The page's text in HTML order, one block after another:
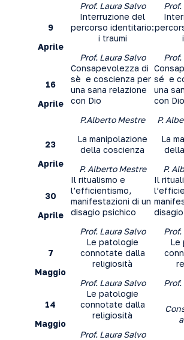
Prof. Laura Salvo
Prof.
9
Aprile
Interruzione del
percorso identitario:
i traumi
Prof. Laura Salvo
Prof.
16
Aprile
Consapevolezza di
sè e coscienza per
una sana relazione
con Dio
P.Alberto Mestre
sé e
una
con Dio
P.
23
Aprile
La manipolazione
della coscienza
P. Alberto Mestre
La
P.
30
Aprile
Il ritualismo e
l’efficientismo,
manifestazioni di un
disagio psichico
Prof. Laura Salvo
Il
Prof.
7
Maggio
Le patologie
connotate dalla
religiosità
Prof. Laura Salvo
Le
Prof.
14
Maggio
Le patologie
connotate dalla
religiosità
Prof. Laura Salvo